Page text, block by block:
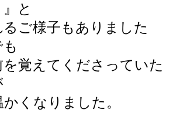
と
ご様子もありました
覚えてくださっていた
くなりました。